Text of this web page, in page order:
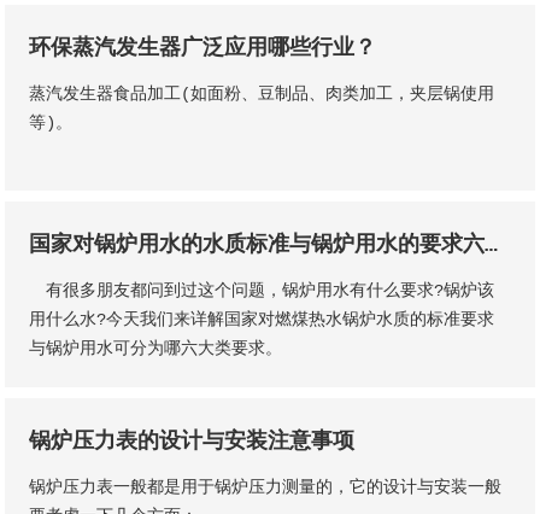
环保蒸汽发生器广泛应用哪些行业？
蒸汽发生器食品加工(如面粉、豆制品、肉类加工，夹层锅使用
等)。
国家对锅炉用水的水质标准与锅炉用水的要求六大类？
有很多朋友都问到过这个问题，锅炉用水有什么要求?锅炉该
用什么水?今天我们来详解国家对燃煤热水锅炉水质的标准要求
与锅炉用水可分为哪六大类要求。
锅炉压力表的设计与安装注意事项
锅炉压力表一般都是用于锅炉压力测量的，它的设计与安装一般